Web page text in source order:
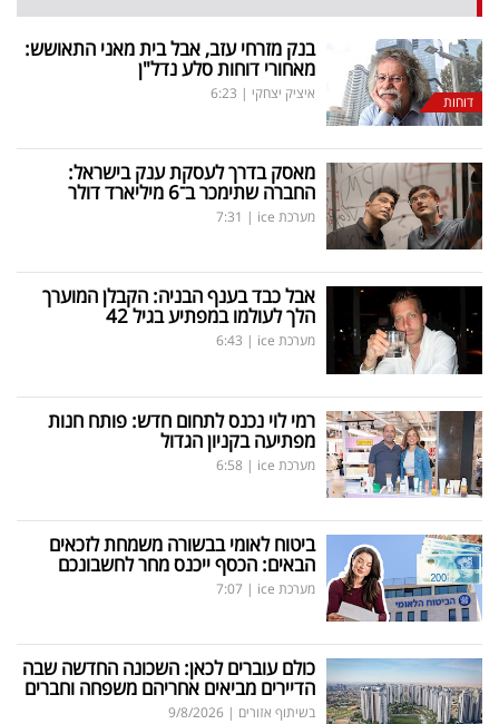
דוחות
בנק מזרחי עזב, אבל בית מאני התאושש:
מאחורי דוחות סלע נדל"ן
איציק יצחקי |
6:23
מאסק בדרך לעסקת ענק בישראל:
החברה שתימכר ב־6 מיליארד דולר
מערכת ice |
7:31
אבל כבד בענף הבניה: הקבלן המוערך
הלך לעולמו במפתיע בגיל 42
מערכת ice |
6:43
רמי לוי נכנס לתחום חדש: פותח חנות
מפתיעה בקניון הגדול
מערכת ice |
6:58
ביטוח לאומי בבשורה משמחת לזכאים
הבאים: הכסף ייכנס מחר לחשבונכם
מערכת ice |
7:07
כולם עוברים לכאן: השכונה החדשה שבה
הדיירים מביאים אחריהם משפחה וחברים
בשיתוף אזורים |
9/8/2026